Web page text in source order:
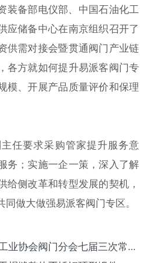
备部电仪部、中国石油化工
应储备中心在南京组织召开了
供需对接会暨贯通阀门产业链
各方就如何提升易派客阀门专
模、开展产品质量评价和保理
要求采购管家提升服务意
务；实施一企一策，深入了解
给侧改革和转型发展的契机，
做大做强易派客阀门专区。
分会七届三次常务理事会（扩大）会议在杭州召开